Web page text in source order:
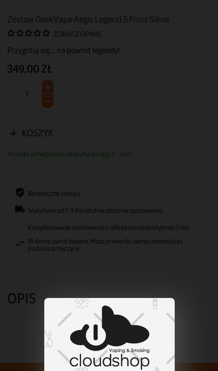
Zestaw GeekVape Aegis Legend 5 Frost Silver
ZOBACZ OPINIE
Przygotuj się.... na powrót legendy!
349,00 ZŁ
KOSZYK
Produkt w magazynie. Wysyłka w ciągu 1 - 3 dni.
Bezpieczne zakupy
Wysyłamy od 1-3 dni od dnia złożenia zamówienia.
Kompletowanie zamówienia z odbiorem osobistym do 7 dni.
14 dni na zwrot towaru. Masz prawo do zwrotu towaru bez
podania przyczyny.
OPIS